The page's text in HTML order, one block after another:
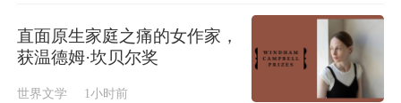
直面原生家庭之痛的女作家，
获温德姆·坎贝尔奖
世界文学 1小时前